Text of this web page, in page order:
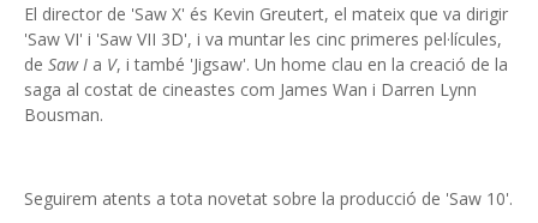
El director de 'Saw X' és Kevin Greutert, el mateix que va dirigir
'Saw VI' i 'Saw VII 3D', i va muntar les cinc primeres pel·lícules,
de Saw I a V, i també 'Jigsaw'. Un home clau en la creació de la
saga al costat de cineastes com James Wan i Darren Lynn
Bousman.
Seguirem atents a tota novetat sobre la producció de 'Saw 10'.